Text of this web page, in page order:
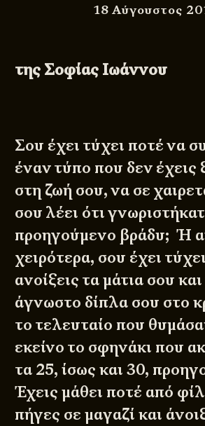
18 Αύγουστος
της Σοφίας Ιωάννου
Σου έχει τύχει ποτέ να
έναν τύπο που δεν έχεις
στη ζωή σου, να σε
σου λέει ότι
προηγούμενο βράδυ; Ή
χειρότερα, σου έχει
ανοίξεις τα μάτια σου
άγνωστο δίπλα σου στο
το τελευταίο που
εκείνο το σφηνάκι που
τα 25, ίσως και 30,
Έχεις μάθει ποτέ από
πήγες σε μαγαζί και